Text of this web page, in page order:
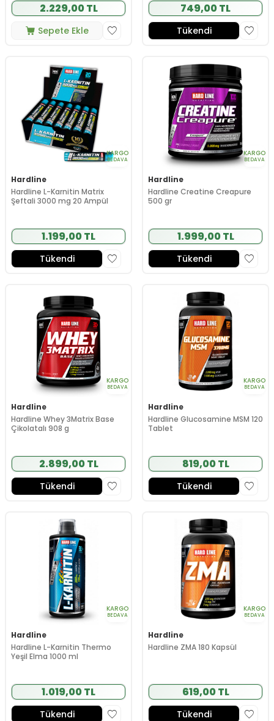
2.229,00 TL
Sepete Ekle
749,00 TL
Tükendi
KARGO
BEDAVA
Hardline
Hardline L-Karnitin Matrix
Şeftali 3000 mg 20 Ampül
1.199,00 TL
Tükendi
KARGO
BEDAVA
Hardline
Hardline Creatine Creapure
500 gr
1.999,00 TL
Tükendi
KARGO
BEDAVA
Hardline
Hardline Whey 3Matrix Base
Çikolatalı 908 g
2.899,00 TL
Tükendi
KARGO
BEDAVA
Hardline
Hardline Glucosamine MSM 120
Tablet
819,00 TL
Tükendi
KARGO
BEDAVA
Hardline
Hardline L-Karnitin Thermo
Yeşil Elma 1000 ml
1.019,00 TL
Tükendi
KARGO
BEDAVA
Hardline
Hardline ZMA 180 Kapsül
619,00 TL
Tükendi